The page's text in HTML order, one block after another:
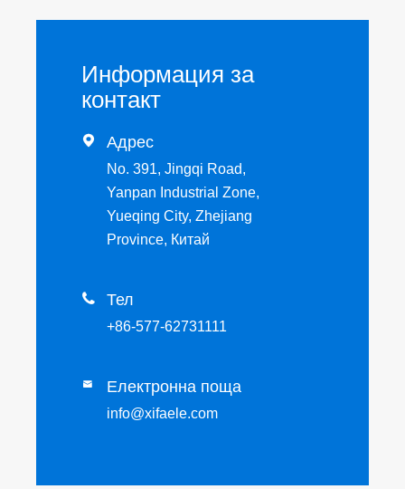
Информация за
контакт
 Адрес
No. 391, Jingqi Road,
Yanpan Industrial Zone,
Yueqing City, Zhejiang
Province, Китай
 Тел
+86-577-62731111
 Електронна поща
info@xifaele.com